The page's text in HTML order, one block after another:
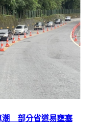
潮 部分省道易壅塞